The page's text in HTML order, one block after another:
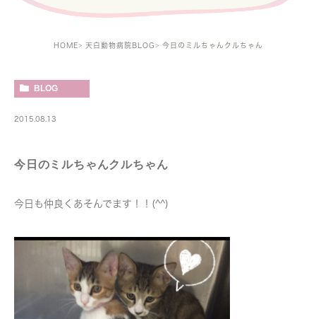
HOME 天白動物病院BLOG 今日のミルちゃんクルちゃん
BLOG
2015.08.13
今日のミルちゃんクルちゃん
今日も仲良くあそんでます！！(^^)